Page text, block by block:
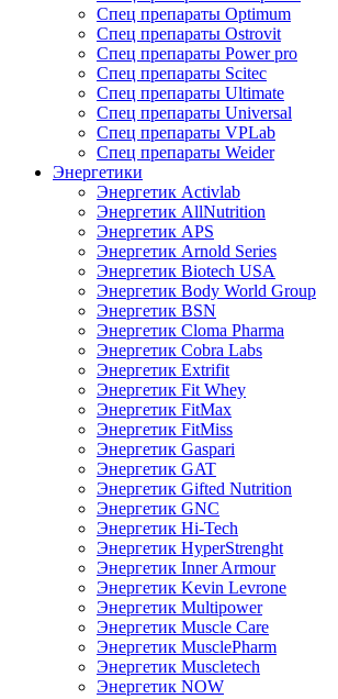
Спец препараты Optimum
Спец препараты Ostrovit
Спец препараты Power pro
Спец препараты Scitec
Спец препараты Ultimate
Спец препараты Universal
Спец препараты VPLab
Спец препараты Weider
Энергетики
Энергетик Activlab
Энергетик AllNutrition
Энергетик APS
Энергетик Arnold Series
Энергетик Biotech USA
Энергетик Body World Group
Энергетик BSN
Энергетик Cloma Pharma
Энергетик Cobra Labs
Энергетик Extrifit
Энергетик Fit Whey
Энергетик FitMax
Энергетик FitMiss
Энергетик Gaspari
Энергетик GAT
Энергетик Gifted Nutrition
Энергетик GNC
Энергетик Hi-Tech
Энергетик HyperStrenght
Энергетик Inner Armour
Энергетик Kevin Levrone
Энергетик Multipower
Энергетик Muscle Care
Энергетик MusclePharm
Энергетик Muscletech
Энергетик NOW